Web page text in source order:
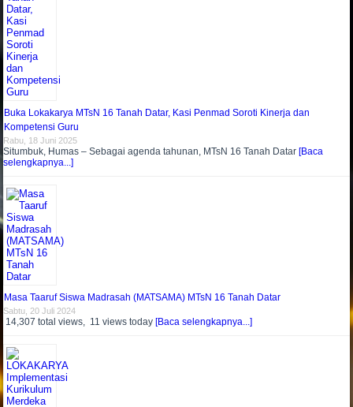
Buka Lokakarya MTsN 16 Tanah Datar, Kasi Penmad Soroti Kinerja dan
Kompetensi Guru
Rabu, 18 Juni 2025
Situmbuk, Humas – Sebagai agenda tahunan, MTsN 16 Tanah Datar [Baca
selengkapnya...]
Masa Taaruf Siswa Madrasah (MATSAMA) MTsN 16 Tanah Datar
Sabtu, 20 Juli 2024
14,307 total views, 11 views today [Baca selengkapnya...]